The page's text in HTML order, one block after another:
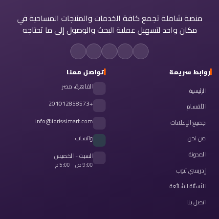
منصة شاملة تجمع كافة الخدمات والمنتجات المساحية في
مكان واحد لتسهيل عملية البحث والوصول إلى ما تحتاجه
روابط سريعة
الرئيسية
الأقسام
جميع الإعلانات
من نحن
المدونة
إدريسي تيوب
الأسئلة الشائعة
اتصل بنا
تواصل معنا
القاهرة، مصر
+201012858573
info@idrissimart.com
واتساب
السبت - الخميس
9:00 ص – 5:00 م